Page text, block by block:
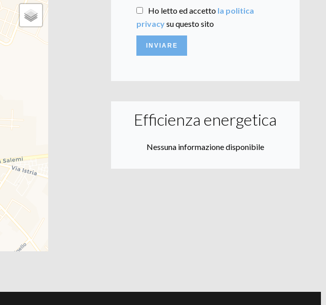
Ho letto ed accetto la politica
privacysu questo sito
INVIARE
Efficienza energetica
Nessuna informazione disponibile